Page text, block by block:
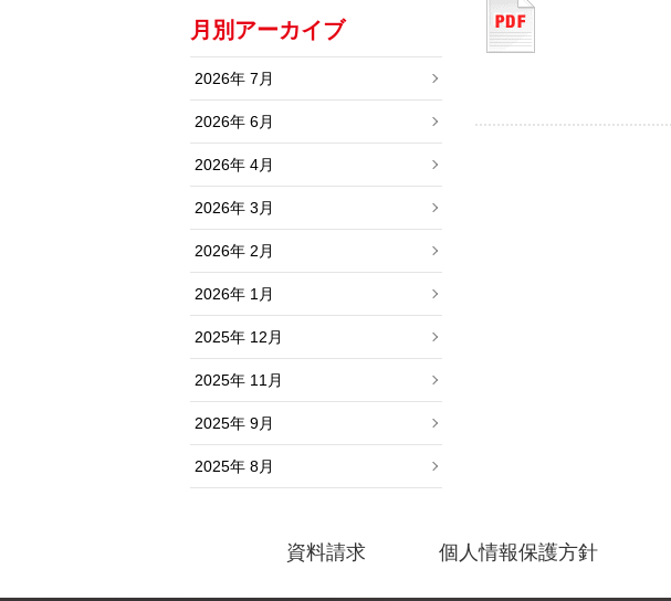
月別アーカイブ
2026年 7月
2026年 6月
2026年 4月
2026年 3月
2026年 2月
2026年 1月
2025年 12月
2025年 11月
2025年 9月
2025年 8月
資料請求 個人情報保護方針